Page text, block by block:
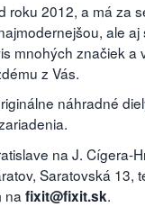
roku 2012, a má za
ale aj
mnohých značiek a
z Vás.
náhradné
na J. Cígera-
Saratovská 13,
na fixit@fixit.sk.